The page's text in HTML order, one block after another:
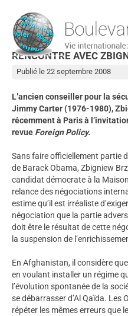
RENCONTRE AVEC
Publié le 22 septembre 2008
L’ancien conseiller pour la
Jimmy Carter (1976-1980),
récemment à Paris à
revue Foreign Policy.
Sans faire officiellement partie
de Barack Obama, Zbigniew
candidat démocrate à la
relance des négociations
estime qu’il est irréaliste
négociation que la partie
doit être le résultat de cette
la suspension de
En Afghanistan, il considère
en voulant installer un régime
l’évolution spontanée de la
se débarrasser d’Al Qaïda. Les
répéter les mêmes erreurs que